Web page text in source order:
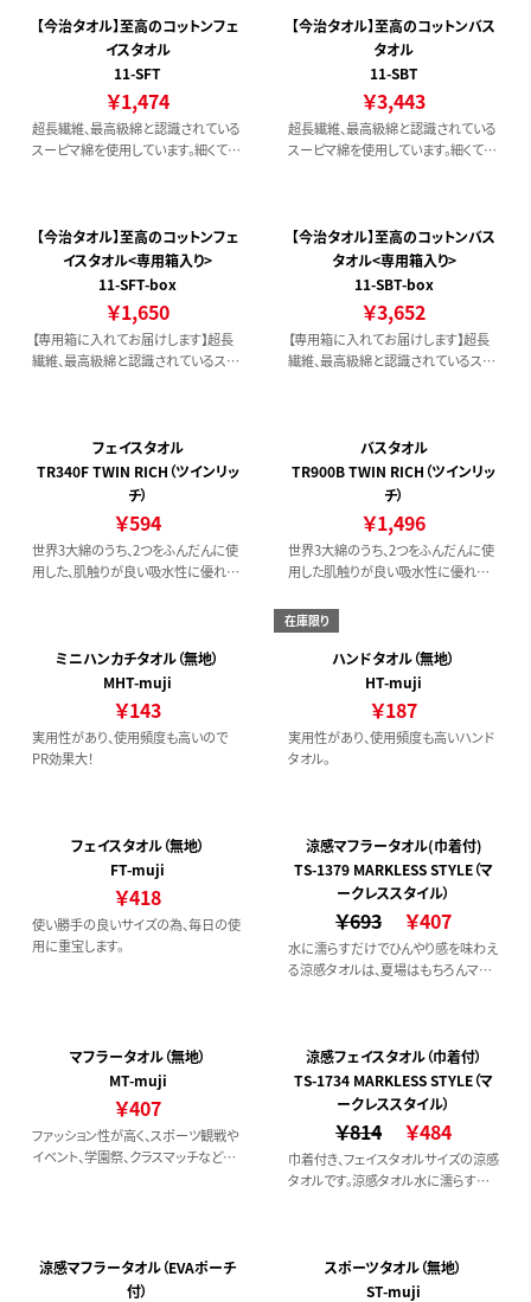
2015-2286号>
【今治タオル】至高のコットンフェ
イスタオル
11-SFT
￥1,474
超長繊維、最高級綿と認識されている
スーピマ綿を使用しています。細くて繊
2015-2286号>
【今治タオル】至高のコットンバス
タオル
11-SBT
￥3,443
超長繊維、最高級綿と認識されている
スーピマ綿を使用しています。細くて繊
2015-2286号>
【今治タオル】至高のコットンフェ
イスタオル<専用箱入り>
11-SFT-box
￥1,650
【専用箱に入れてお届けします】超長
繊維、最高級綿と認識されているスー
す。<今治タオル 認定番号 第2015-
2286号>
【今治タオル】至高のコットンバス
タオル<専用箱入り>
11-SBT-box
￥3,652
【専用箱に入れてお届けします】超長
繊維、最高級綿と認識されているスー
す。<今治タオル 認定番号 第2015-
2286号>
フェイスタオル
TR340F TWIN RICH（ツインリッ
チ）
￥594
世界3大綿のうち、2つをふんだんに使
用した、肌触りが良い吸水性に優れた
バスタオル
TR900B TWIN RICH（ツインリッ
チ）
￥1,496
世界3大綿のうち、2つをふんだんに使
用した肌触りが良い吸水性に優れた
ミニハンカチタオル（無地）
MHT-muji
￥143
実用性があり、使用頻度も高いので
PR効果大！
在庫限り
ハンドタオル（無地）
HT-muji
￥187
実用性があり、使用頻度も高いハンド
タオル。
フェイスタオル（無地）
FT-muji
￥418
使い勝手の良いサイズの為、毎日の使
用に重宝します。
涼感マフラータオル(巾着付)
TS-1379 MARKLESS STYLE（マ
ークレススタイル）
￥693 ￥407
水に濡らすだけでひんやり感を味わえ
る涼感タオルは、夏場はもちろんマラ
に持ち歩きできます。外側の巾着に名
入れができ、PR効果も狙えます。
マフラータオル（無地）
MT-muji
￥407
ファッション性が高く、スポーツ観戦や
イベント、学園祭、クラスマッチなどで
涼感フェイスタオル（巾着付）
TS-1734 MARKLESS STYLE（マ
ークレススタイル）
￥814 ￥484
巾着付き、フェイスタオルサイズの涼感
タオルです。涼感タオル水に濡らすだ
することができます。
涼感マフラータオル（EVAポーチ
付）
スポーツタオル（無地）
ST-muji